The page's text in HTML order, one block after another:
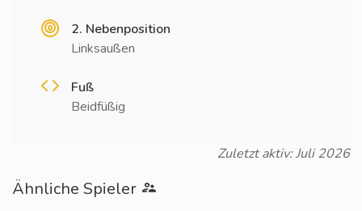
2. Nebenposition
Linksaußen
Fuß
Beidfüßig
Zuletzt aktiv: Juli 2026
Ähnliche Spieler